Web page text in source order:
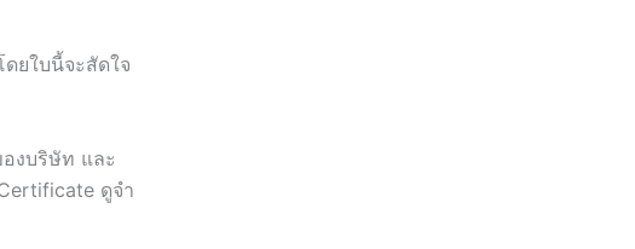
ยใบนี้จะสัดใจ
งบริษัท และ
ดูจำ